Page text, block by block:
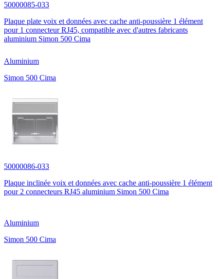
50000085-033
Plaque plate voix et données avec cache anti-poussière 1 élément
pour 1 connecteur RJ45, compatible avec d'autres fabricants
aluminium Simon 500 Cima
Aluminium
Simon 500 Cima
50000086-033
Plaque inclinée voix et données avec cache anti-poussière 1 élément
pour 2 connecteurs RJ45 aluminium Simon 500 Cima
Aluminium
Simon 500 Cima